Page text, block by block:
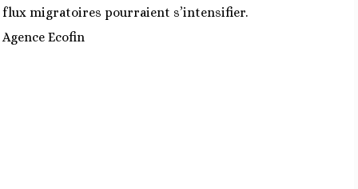
flux migratoires pourraient s’intensifier.
Agence Ecofin